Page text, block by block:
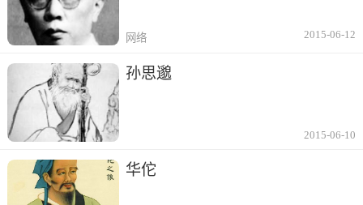
网络 2015-06-12
孙思邈
2015-06-10
华佗